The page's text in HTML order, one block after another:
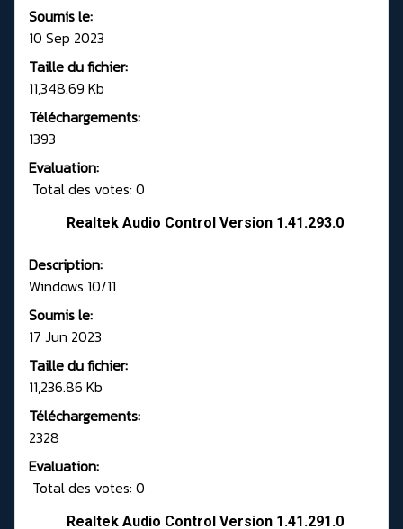
Soumis le:
10 Sep 2023
Taille du fichier:
11,348.69 Kb
Téléchargements:
1393
Evaluation:
Total des votes: 0
Realtek Audio Control Version 1.41.293.0
Description:
Windows 10/11
Soumis le:
17 Jun 2023
Taille du fichier:
11,236.86 Kb
Téléchargements:
2328
Evaluation:
Total des votes: 0
Realtek Audio Control Version 1.41.291.0